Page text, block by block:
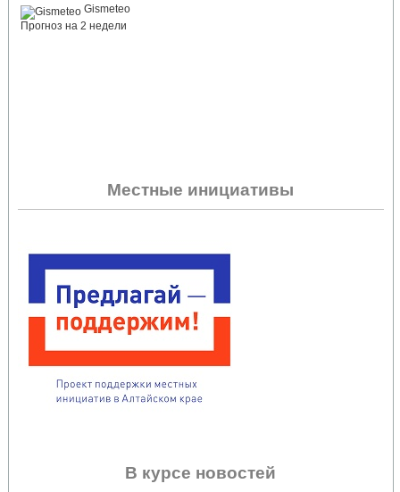
Gismeteo
Прогноз на 2 недели
Местные инициативы
В курсе новостей